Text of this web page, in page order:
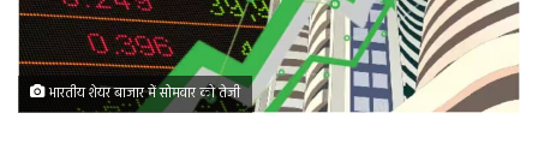
भारतीय शेयर बाजार में सोमवार को तेजी